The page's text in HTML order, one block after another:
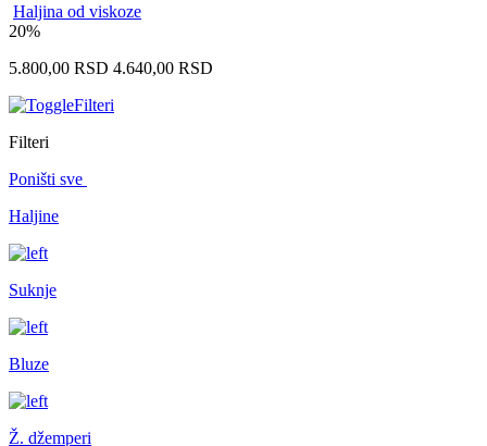
Haljina od viskoze
20%
5.800,00 RSD 4.640,00 RSD
Filteri
Filteri
Poništi sve
Haljine
Suknje
Bluze
Ž. džemperi